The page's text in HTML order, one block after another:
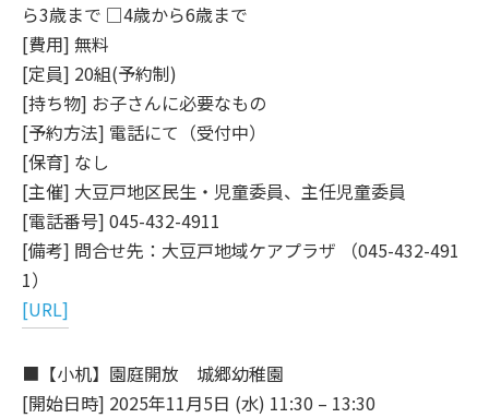
ら3歳まで □4歳から6歳まで
[費用] 無料
[定員] 20組(予約制)
[持ち物] お子さんに必要なもの
[予約方法] 電話にて（受付中）
[保育] なし
[主催] 大豆戸地区民生・児童委員、主任児童委員
[電話番号] 045-432-4911
[備考] 問合せ先：大豆戸地域ケアプラザ （045-432-491
1）
[URL]
■【小机】園庭開放 城郷幼稚園
[開始日時] 2025年11月5日 (水) 11:30 – 13:30